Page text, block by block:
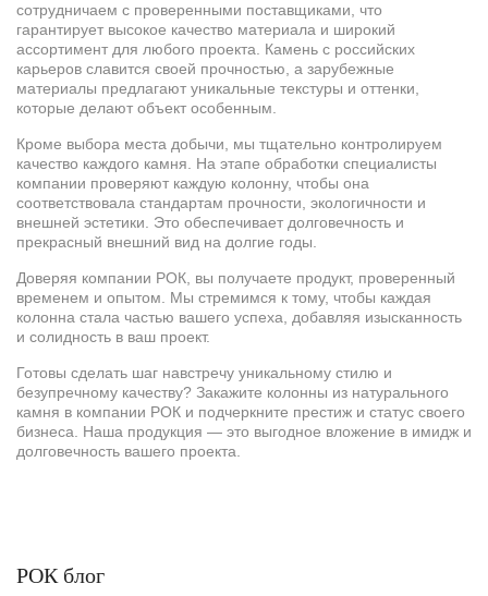
сотрудничаем с проверенными поставщиками, что
гарантирует высокое качество материала и широкий
ассортимент для любого проекта. Камень с российских
карьеров славится своей прочностью, а зарубежные
материалы предлагают уникальные текстуры и оттенки,
которые делают объект особенным.
Кроме выбора места добычи, мы тщательно контролируем
качество каждого камня. На этапе обработки специалисты
компании проверяют каждую колонну, чтобы она
соответствовала стандартам прочности, экологичности и
внешней эстетики. Это обеспечивает долговечность и
прекрасный внешний вид на долгие годы.
Доверяя компании РОК, вы получаете продукт, проверенный
временем и опытом. Мы стремимся к тому, чтобы каждая
колонна стала частью вашего успеха, добавляя изысканность
и солидность в ваш проект.
Готовы сделать шаг навстречу уникальному стилю и
безупречному качеству? Закажите колонны из натурального
камня в компании РОК и подчеркните престиж и статус своего
бизнеса. Наша продукция — это выгодное вложение в имидж и
долговечность вашего проекта.
РОК блог